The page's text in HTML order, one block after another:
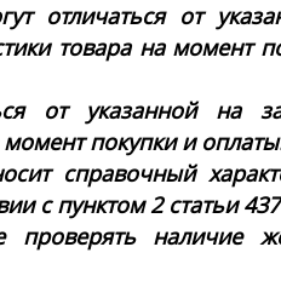
отличаться от
товара на момент
от указанной на
покупки и
справочный
с пунктом 2 статьи
проверять наличие